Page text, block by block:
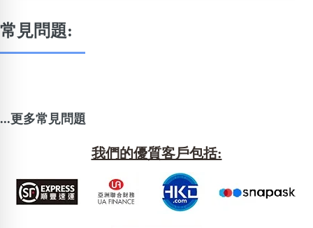
常見問題:
...更多常見問題
我們的優質客戶包括: